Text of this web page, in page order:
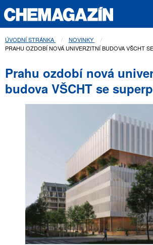
ÚVODNÍ STRÁNKA
NOVINKY
AKTUÁLNÍ STRÁNKA:
PRAHU OZDOBÍ NOVÁ UNIVERZITNÍ BUDOVA VŠCHT
Prahu ozdobí nová
budova VŠCHT se